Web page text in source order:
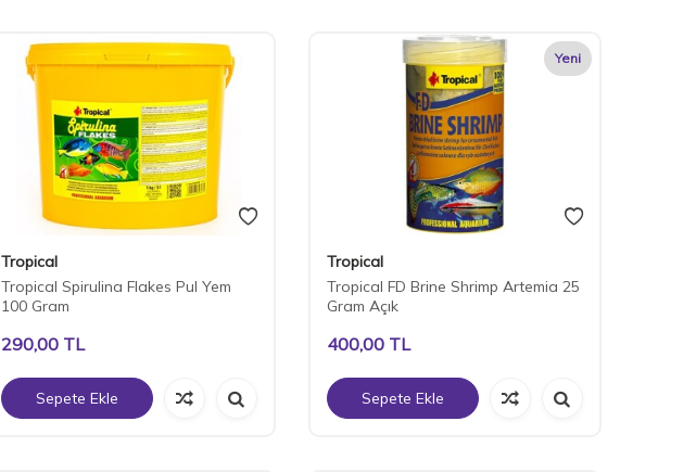
Tropical
Tropical Spirulina Flakes Pul Yem
100 Gram
290,00TL
Sepete Ekle
Yeni
Tropical
Tropical FD Brine Shrimp Artemia 25
Gram Açık
400,00TL
Sepete Ekle